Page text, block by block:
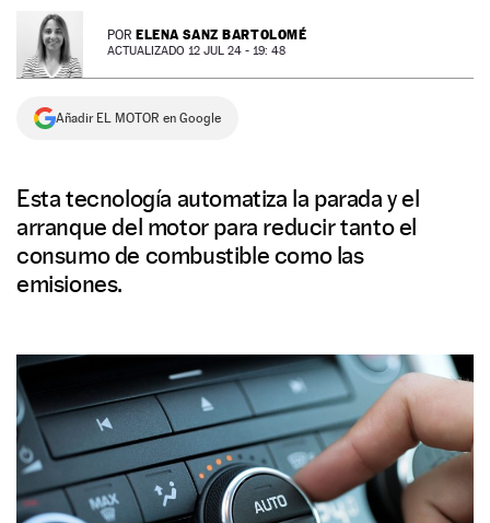
NEWSLETTER POR ELENA SANZ BARTOLOMÉ
ACTUALIZADO 12 JUL 24 - 19: 48
Añadir EL MOTOR en Google
Esta tecnología automatiza la parada y el
arranque del motor para reducir tanto el
consumo de combustible como las
emisiones.